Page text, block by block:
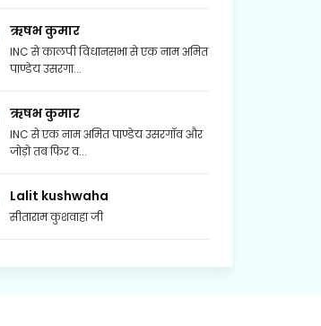
ऋषभ कुमार
INC से कालपी विधानसभा से एक नाम अमित
पाण्डेय उसरगा...
ऋषभ कुमार
INC से एक नाम अमित पाण्डेय उसरगॉव और
जोड़ो तब फिर व...
Lalit kushwaha
सीताराम कुशवाहा जी